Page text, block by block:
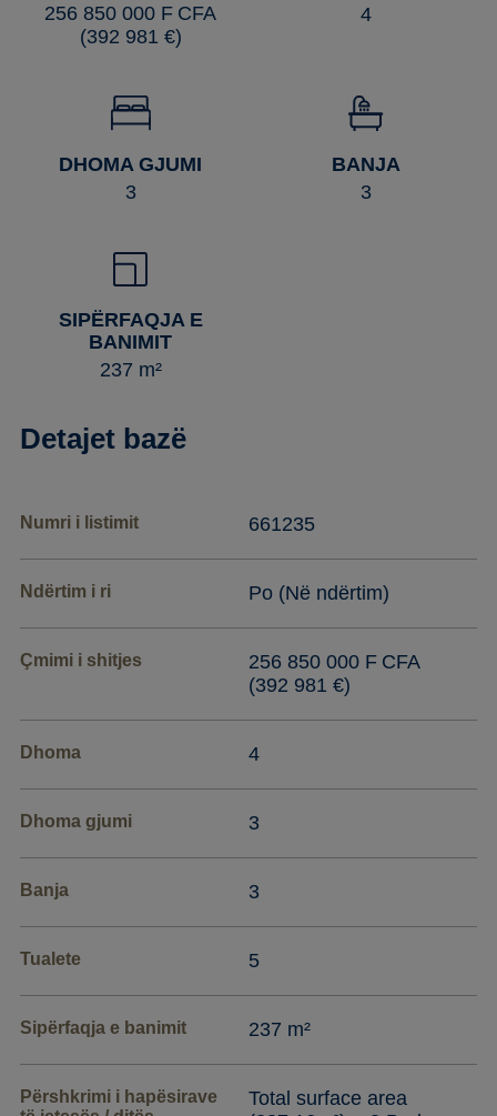
256 850 000 F CFA
(392 981 €)
4
DHOMA GJUMI
3
BANJA
3
SIPËRFAQJA E
BANIMIT
237 m²
Detajet bazë
Numri i listimit 661235
Ndërtim i ri Po (Në ndërtim)
Çmimi i shitjes
256 850 000 F CFA
(392 981 €)
Dhoma 4
Dhoma gjumi 3
Banja 3
Tualete 5
Sipërfaqja e banimit 237 m²
Përshkrimi i hapësirave
Total surface area